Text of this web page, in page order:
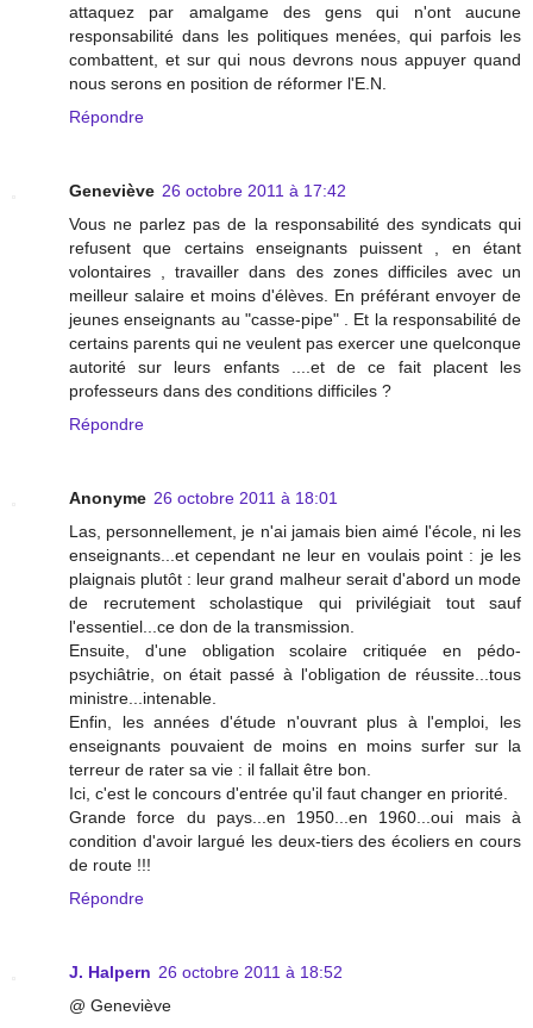
attaquez par amalgame des gens qui n'ont aucune
responsabilité dans les politiques menées, qui parfois les
combattent, et sur qui nous devrons nous appuyer quand
nous serons en position de réformer l'E.N.
Répondre
Geneviève 26 octobre 2011 à 17:42
Vous ne parlez pas de la responsabilité des syndicats qui
refusent que certains enseignants puissent , en étant
volontaires , travailler dans des zones difficiles avec un
meilleur salaire et moins d'élèves. En préférant envoyer de
jeunes enseignants au "casse-pipe" . Et la responsabilité de
certains parents qui ne veulent pas exercer une quelconque
autorité sur leurs enfants ....et de ce fait placent les
professeurs dans des conditions difficiles ?
Répondre
Anonyme 26 octobre 2011 à 18:01
Las, personnellement, je n'ai jamais bien aimé l'école, ni les
enseignants...et cependant ne leur en voulais point : je les
plaignais plutôt : leur grand malheur serait d'abord un mode
de recrutement scholastique qui privilégiait tout sauf
l'essentiel...ce don de la transmission.
Ensuite, d'une obligation scolaire critiquée en pédo-
psychiâtrie, on était passé à l'obligation de réussite...tous
ministre...intenable.
Enfin, les années d'étude n'ouvrant plus à l'emploi, les
enseignants pouvaient de moins en moins surfer sur la
terreur de rater sa vie : il fallait être bon.
Ici, c'est le concours d'entrée qu'il faut changer en priorité.
Grande force du pays...en 1950...en 1960...oui mais à
condition d'avoir largué les deux-tiers des écoliers en cours
de route !!!
Répondre
J. Halpern 26 octobre 2011 à 18:52
@ Geneviève